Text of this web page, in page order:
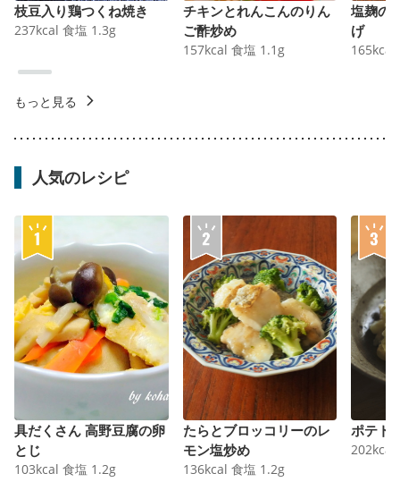
枝豆入り鶏つくね焼き
237kcal 食塩 1.3g
チキンとれんこんのりん
ご酢炒め
157kcal 食塩 1.1 g
塩麹の
げ
165kcal
もっと見る
人気のレシピ
具だくさん 高野豆腐の卵
とじ
103kcal 食塩 1.2g
たらとブロッコリーのレ
モン塩炒め
136kcal 食塩 1.2g
ポテト
202kcal